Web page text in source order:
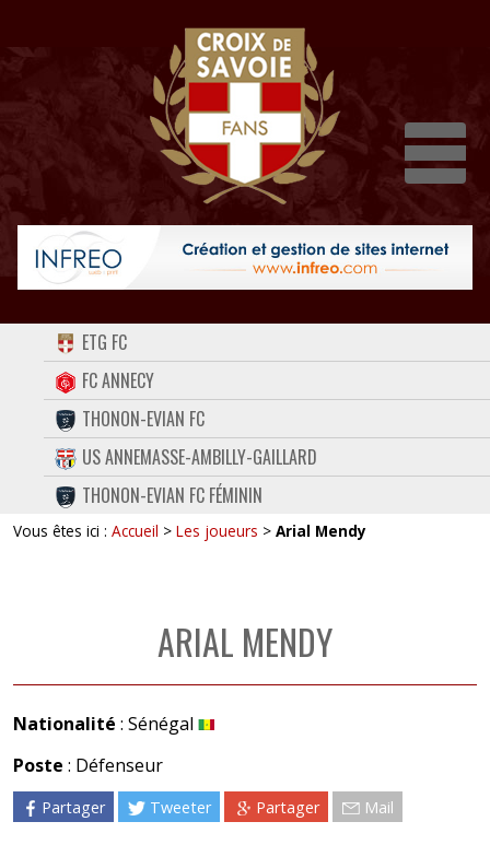
ACCUEIL
FORUM
CONTACT
FACEBOOK
TWITTER
ETG FC
FC ANNECY
THONON-EVIAN FC
US ANNEMASSE-AMBILLY-GAILLARD
THONON-EVIAN FC FÉMININ
Vous êtes ici : Accueil > Les joueurs > Arial Mendy
ARIAL MENDY
Nationalité : Sénégal
Poste : Défenseur
Partager Tweeter Partager Mail